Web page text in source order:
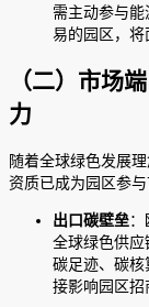
需主动参与能
易的园区，将
（二）市场
力
随着全球绿色发展
资质已成为园区参与
出口碳壁垒：
全球绿色供应
碳足迹、碳核
接影响园区招